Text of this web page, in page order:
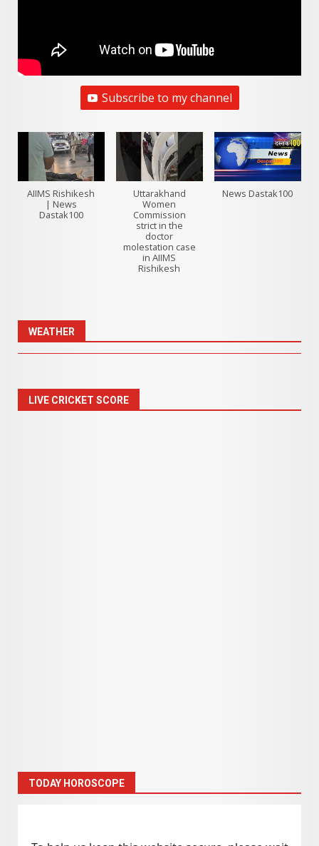
Subscribe to my channel
AIIMS Rishikesh
| News
Dastak100
Uttarakhand
Women
Commission
strict in the
doctor
molestation case
in AIIMS
Rishikesh
News Dastak100
WEATHER
LIVE CRICKET SCORE
TODAY HOROSCOPE